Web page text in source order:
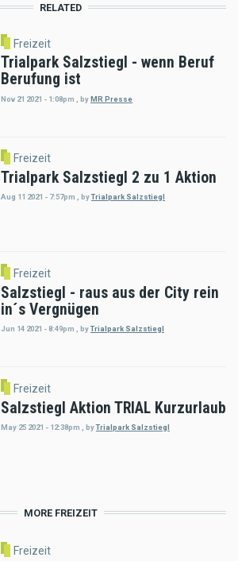
RELATED
Freizeit
Trialpark Salzstiegl - wenn Beruf
Berufung ist
Nov 21 2021 - 1:08pm byMR Presse
Freizeit
Trialpark Salzstiegl 2 zu 1 Aktion
Aug 11 2021 - 7:57pm , byTrialpark Salzstiegl
Freizeit
Salzstiegl - raus aus der City rein
in´s Vergnügen
Jun 14 2021 - 8:49pm byTrialpark Salzstiegl
Freizeit
Salzstiegl Aktion TRIAL Kurzurlaub
May 25 2021 - 12:38pm byTrialpark Salzstiegl
MORE FREIZEIT
Freizeit